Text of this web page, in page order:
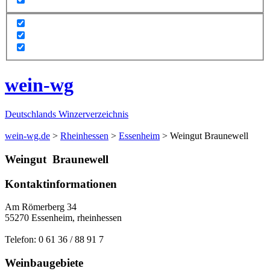
wein-wg
Deutschlands Winzerverzeichnis
wein-wg.de > Rheinhessen > Essenheim > Weingut Braunewell
Weingut Braunewell
Kontaktinformationen
Am Römerberg 34
55270 Essenheim, rheinhessen
Telefon: 0 61 36 / 88 91 7
Weinbaugebiete